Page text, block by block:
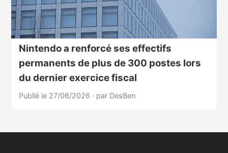
Nintendo a renforcé ses effectifs
permanents de plus de 300 postes lors
du dernier exercice fiscal
Publié le 27/06/2026 · par DesBen